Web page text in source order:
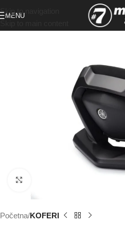
Skip to navigation
MENU
Početna KOFERI